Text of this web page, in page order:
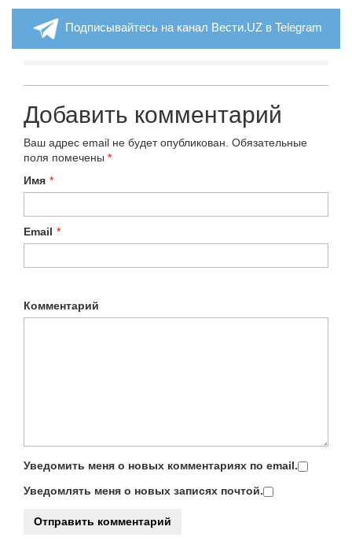
Подписывайтесь на канал Вести.UZ в Telegram
Добавить комментарий
Ваш адрес email не будет опубликован. Обязательные
поля помечены *
Имя *
Email *
Комментарий
Уведомить меня о новых комментариях по email.
Уведомлять меня о новых записях почтой.